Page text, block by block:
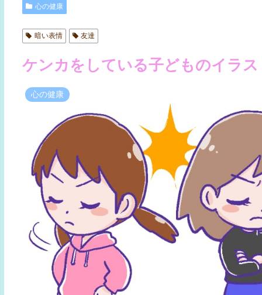
心の健康
暗い表情 友達
ケンカをしている子どものイラス
心の健康